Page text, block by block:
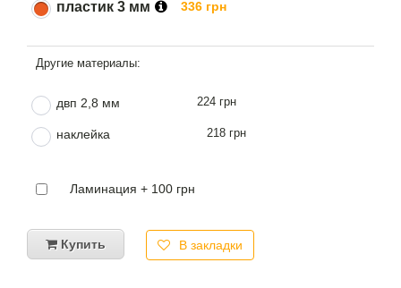
пластик 3 мм 336 грн
двп 2,8 мм 224 грн
наклейка 218 грн
Ламинация + 100 грн
Купить В закладки